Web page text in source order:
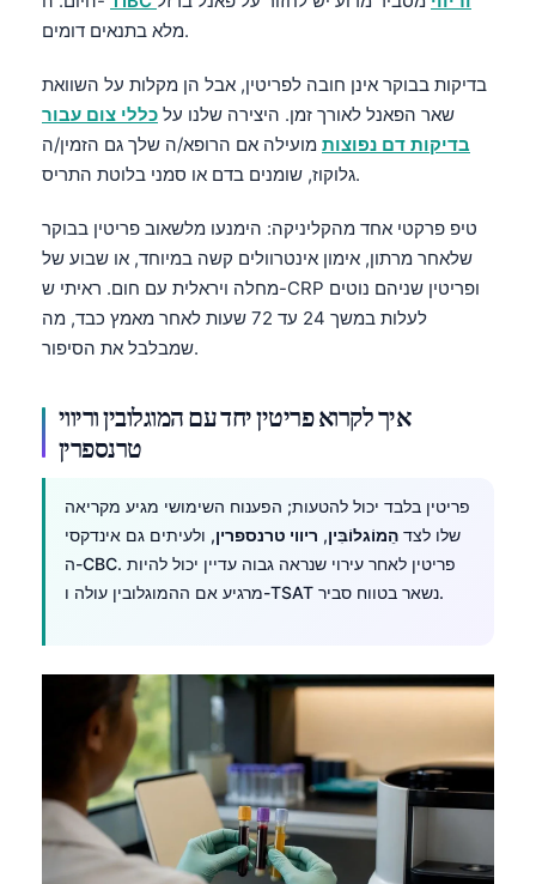
מלא בתנאים דומים.
בדיקות בבוקר אינן חובה לפריטין, אבל הן מקלות על השוואת
שאר הפאנל לאורך זמן. היצירה שלנו על כללי צום עבור
בדיקות דם נפוצות מועילה אם הרופא/ה שלך גם הזמין/ה
גלוקוז, שומנים בדם או סמני בלוטת התריס.
טיפ פרקטי אחד מהקליניקה: הימנעו מלשאוב פריטין בבוקר
שלאחר מרתון, אימון אינטרוולים קשה במיוחד, או שבוע של
מחלה ויראלית עם חום. ראיתי ש-CRP ופריטין שניהם נוטים
לעלות במשך 24 עד 72 שעות לאחר מאמץ כבד, מה
שמבלבל את הסיפור.
איך לקרוא פריטין יחד עם המוגלובין וריווי
טרנספרין
פריטין בלבד יכול להטעות; הפענוח השימושי מגיע מקריאה
שלו לצד הֵמוֹגלוֹבִּין, ריווי טרנספרין, ולעיתים גם אינדקסי
ה-CBC. פריטין לאחר עירוי שנראה גבוה עדיין יכול להיות
מרגיע אם ההמוגלובין עולה ו-TSAT נשאר בטווח סביר.